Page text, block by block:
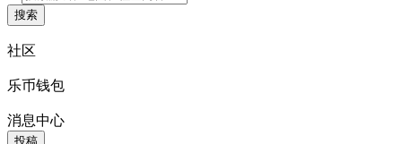
搜索
社区
乐币钱包
消息中心
投稿